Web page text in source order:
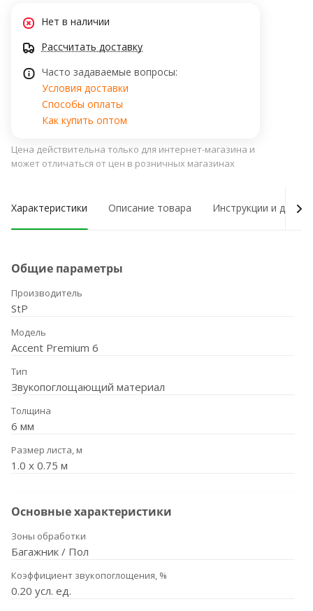
Нет в наличии
Рассчитать доставку
Часто задаваемые вопросы:
Условия доставки
Способы оплаты
Как купить оптом
Цена действительна только для интернет-магазина и
может отличаться от цен в розничных магазинах
Характеристики Описание товара Инструкции и
Общие параметры
Производитель
StP
Модель
Accent Premium 6
Тип
Звукопоглощающий материал
Толщина
6 мм
Размер листа, м
1.0 х 0.75 м
Основные характеристики
Зоны обработки
Багажник / Пол
Коэффициент звукопоглощения, %
0.20 усл. ед.